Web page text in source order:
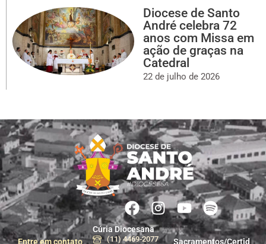
Diocese de Santo
André celebra 72
anos com Missa em
ação de graças na
Catedral
22 de julho de 2026
Entre em contato
Cúria Diocesana
(11) 4469-2077 Sacramentos/Certid